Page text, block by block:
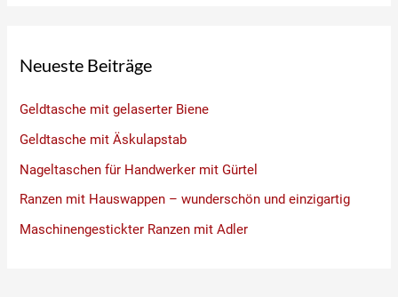
Neueste Beiträge
Geldtasche mit gelaserter Biene
Geldtasche mit Äskulapstab
Nageltaschen für Handwerker mit Gürtel
Ranzen mit Hauswappen – wunderschön und einzigartig
Maschinengestickter Ranzen mit Adler